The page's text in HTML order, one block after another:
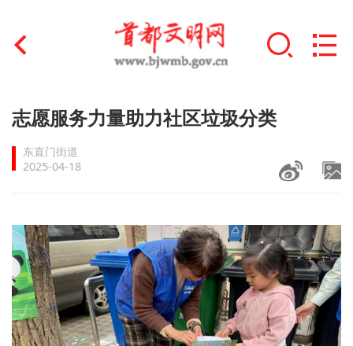
首页
文明创建
文明培育
+
未成年人思想道德建设
榜样人物
+
身边好人
志愿服务力量助力社区垃圾分类
东直门街道
2025-04-18